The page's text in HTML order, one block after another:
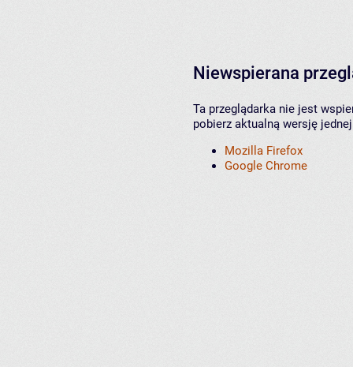
Niewspierana
Ta przeglądarka nie jest
pobierz aktualną wersję
Mozilla Firefox
Google Chrome